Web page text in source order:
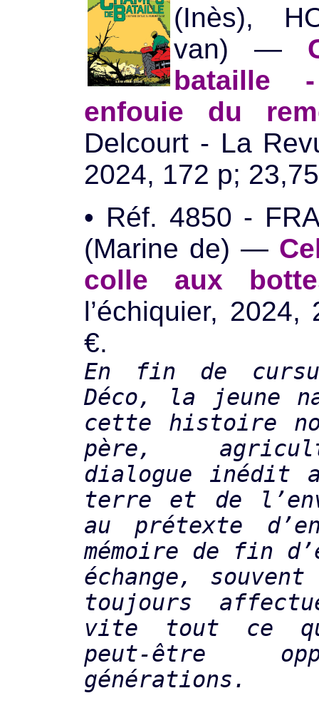
(Inès),
van) —
bataille
enfouie du
Delcourt - La
2024, 172 p;
• Réf. 4850 -
(Marine de) —
colle aux
l’échiquier,
€.
En fin de
Déco, la jeune
cette histoire
père,
dialogue inédit
terre et de
au prétexte
mémoire de fin
échange,
toujours
vite tout ce
peut-être
générations.